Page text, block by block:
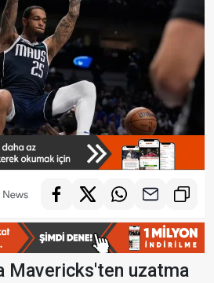
Mavericks'ten uzatma